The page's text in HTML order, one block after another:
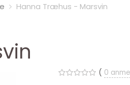
Hanna Træhus - Marsvin
0